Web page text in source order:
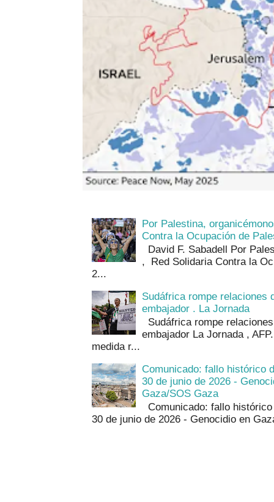
Por Palestina,
Contra la Ocupación de
David F. Sabadell Por
, Red Solidaria Contra la
2...
Sudáfrica rompe relaciones
embajador . La Jornada
Sudáfrica rompe
embajador La Jornada ,
medida r...
Comunicado: fallo histórico
30 de junio de 2026 -
Gaza/SOS Gaza
Comunicado: fallo
30 de junio de 2026 - Genocidio en